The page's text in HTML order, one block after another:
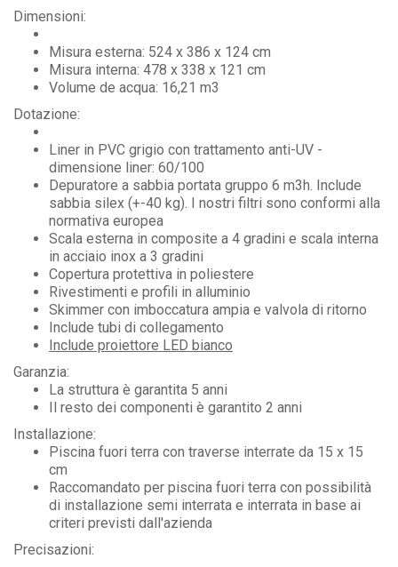
Dimensioni:
Misura esterna: 524 x 386 x 124 cm
Misura interna: 478 x 338 x 121 cm
Volume de acqua: 16,21 m3
Dotazione:
Liner in PVC grigio con trattamento anti-UV -
dimensione liner: 60/100
Depuratore a sabbia portata gruppo 6 m3h. Include
sabbia silex (+-40 kg). I nostri filtri sono conformi alla
normativa europea
Scala esterna in composite a 4 gradini e scala interna
in acciaio inox a 3 gradini
Copertura protettiva in poliestere
Rivestimenti e profili in alluminio
Skimmer con imboccatura ampia e valvola di ritorno
Include tubi di collegamento
Include proiettore LED bianco
Garanzia:
La struttura è garantita 5 anni
Il resto dei componenti è garantito 2 anni
Installazione:
Piscina fuori terra con traverse interrate da 15 x 15
cm
Raccomandato per piscina fuori terra con possibilità
di installazione semi interrata e interrata in base ai
criteri previsti dall'azienda
Precisazioni: